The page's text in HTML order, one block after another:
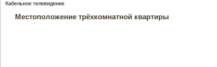
Кабельное телевидение
Местоположение трёхкомнатной квартиры